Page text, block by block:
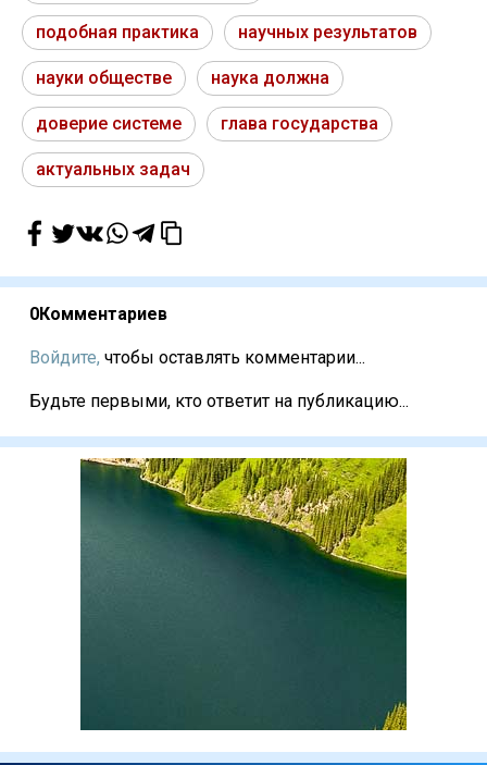
подобная практика научных результатов
науки обществе наука должна
доверие системе глава государства
актуальных задач
0Комментариев
Войдите, чтобы оставлять комментарии...
Будьте первыми, кто ответит на публикацию...